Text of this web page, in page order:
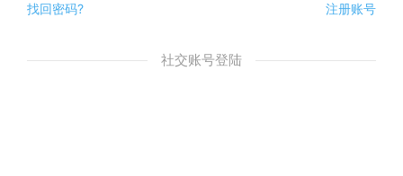
找回密码? 注册账号
社交账号登陆